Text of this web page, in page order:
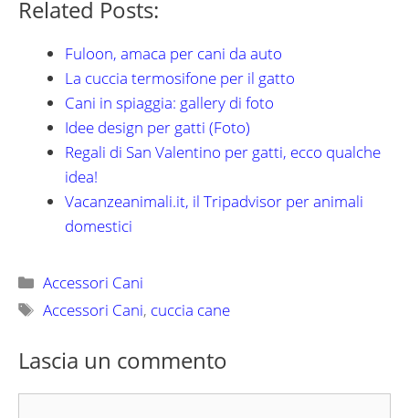
Related Posts:
Fuloon, amaca per cani da auto
La cuccia termosifone per il gatto
Cani in spiaggia: gallery di foto
Idee design per gatti (Foto)
Regali di San Valentino per gatti, ecco qualche
idea!
Vacanzeanimali.it, il Tripadvisor per animali
domestici
Categorie
Accessori Cani
Tag
Accessori Cani, cuccia cane
Lascia un commento